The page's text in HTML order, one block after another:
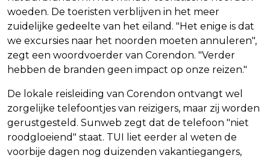
woeden. De toeristen verblijven in het meer
zuidelijke gedeelte van het eiland. "Het enige is dat
we excursies naar het noorden moeten annuleren",
zegt een woordvoerder van Corendon. "Verder
hebben de branden geen impact op onze reizen."
De lokale reisleiding van Corendon ontvangt wel
zorgelijke telefoontjes van reizigers, maar zij worden
gerustgesteld. Sunweb zegt dat de telefoon "niet
roodgloeiend" staat. TUI liet eerder al weten de
voorbije dagen nog duizenden vakantiegangers,